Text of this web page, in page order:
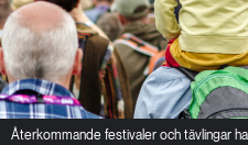
Återkommande festivaler och tävlingar